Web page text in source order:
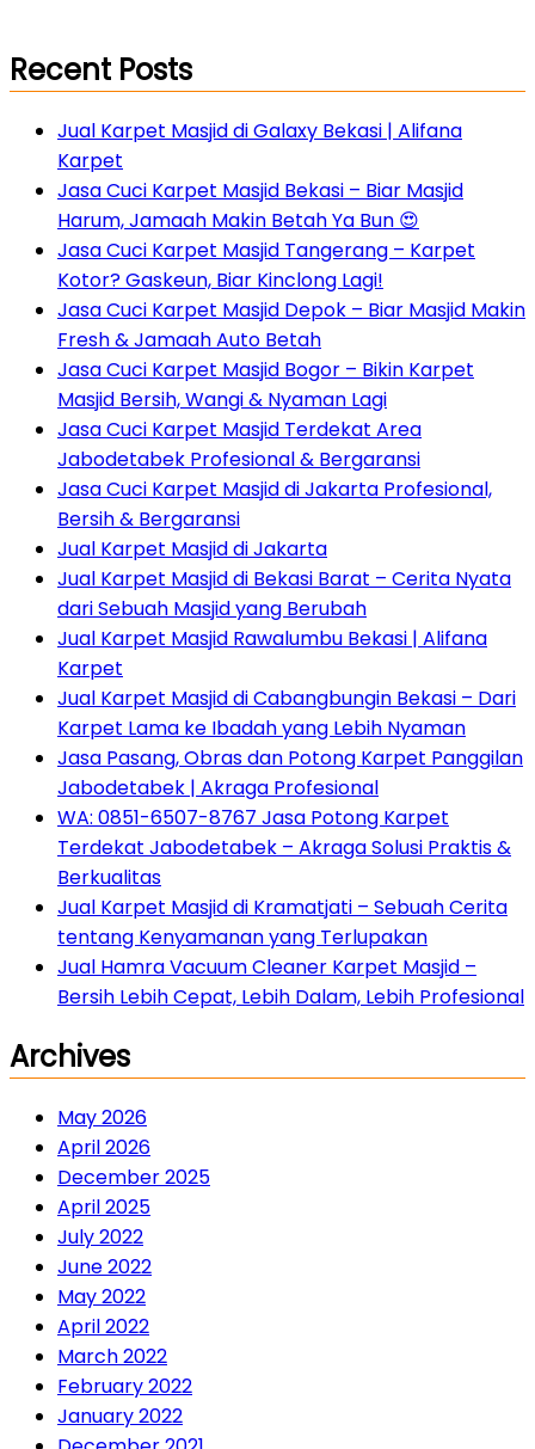
Recent Posts
Jual Karpet Masjid di Galaxy Bekasi | Alifana
Karpet
Jasa Cuci Karpet Masjid Bekasi – Biar Masjid
Harum, Jamaah Makin Betah Ya Bun 😍
Jasa Cuci Karpet Masjid Tangerang – Karpet
Kotor? Gaskeun, Biar Kinclong Lagi!
Jasa Cuci Karpet Masjid Depok – Biar Masjid Makin
Fresh & Jamaah Auto Betah
Jasa Cuci Karpet Masjid Bogor – Bikin Karpet
Masjid Bersih, Wangi & Nyaman Lagi
Jasa Cuci Karpet Masjid Terdekat Area
Jabodetabek Profesional & Bergaransi
Jasa Cuci Karpet Masjid di Jakarta Profesional,
Bersih & Bergaransi
Jual Karpet Masjid di Jakarta
Jual Karpet Masjid di Bekasi Barat – Cerita Nyata
dari Sebuah Masjid yang Berubah
Jual Karpet Masjid Rawalumbu Bekasi | Alifana
Karpet
Jual Karpet Masjid di Cabangbungin Bekasi – Dari
Karpet Lama ke Ibadah yang Lebih Nyaman
Jasa Pasang, Obras dan Potong Karpet Panggilan
Jabodetabek | Akraga Profesional
WA: 0851-6507-8767 Jasa Potong Karpet
Terdekat Jabodetabek – Akraga Solusi Praktis &
Berkualitas
Jual Karpet Masjid di Kramatjati – Sebuah Cerita
tentang Kenyamanan yang Terlupakan
Jual Hamra Vacuum Cleaner Karpet Masjid –
Bersih Lebih Cepat, Lebih Dalam, Lebih Profesional
Archives
May 2026
April 2026
December 2025
April 2025
July 2022
June 2022
May 2022
April 2022
March 2022
February 2022
January 2022